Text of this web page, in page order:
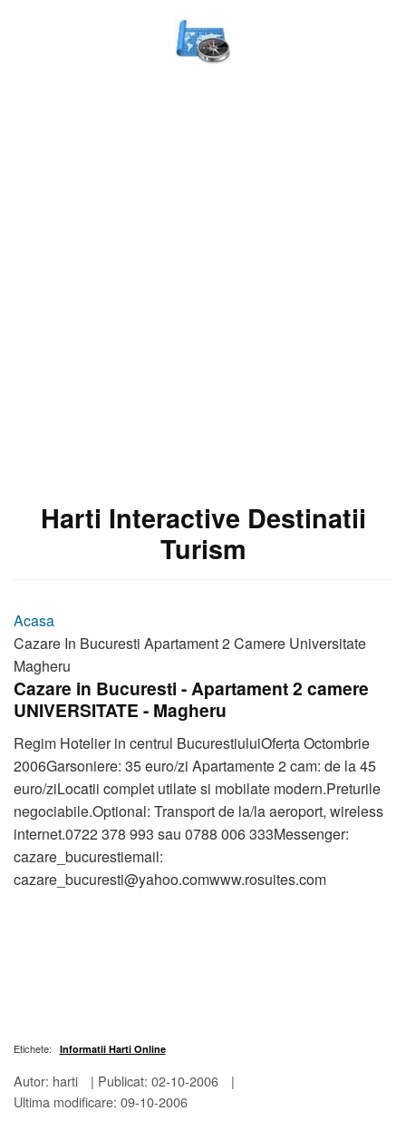
Harti Interactive Destinatii
Turism
Acasa
Cazare In Bucuresti Apartament 2 Camere Universitate
Magheru
Cazare in Bucuresti - Apartament 2 camere
UNIVERSITATE - Magheru
Regim Hotelier in centrul BucurestiuluiOferta Octombrie
2006Garsoniere: 35 euro/zi Apartamente 2 cam: de la 45
euro/ziLocatii complet utilate si mobilate modern.Preturile
negociabile.Optional: Transport de la/la aeroport, wireless
internet.0722 378 993 sau 0788 006 333Messenger:
cazare_bucurestiemail:
cazare_bucuresti@yahoo.comwww.rosuites.com
Etichete: Informatii Harti Online
Autor: harti | Publicat: 02-10-2006
|
Ultima modificare: 09-10-2006